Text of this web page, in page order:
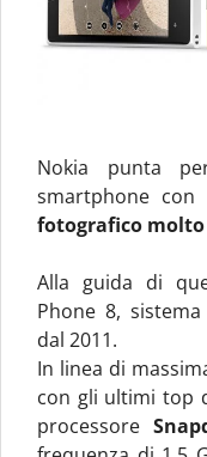
Nokia punta
smartphone con
fotografico
Alla guida di
Phone 8,
dal 2011.
In linea di
con gli ultimi top
processore